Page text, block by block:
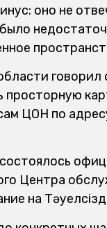
оно не
говорил
просторную
ЦОН по
Центра
на